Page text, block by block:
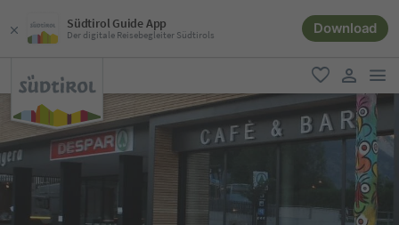
Südtirol Guide App
Der digitale Reisebegleiter Südtirols Download
favorit
user link